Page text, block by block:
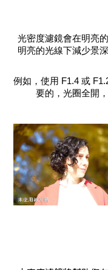
光密度濾鏡會在明亮
明亮的光線下減少景
例如，使用 F1.4 或
要的，光圈全開